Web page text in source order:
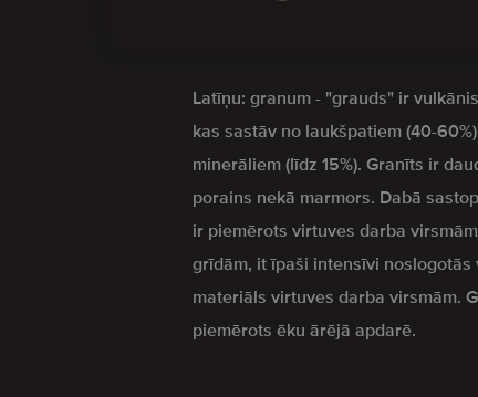
Latīņu: granum - "grauds" ir
kas sastāv no laukšpatiem (40-
minerāliem (līdz 15%). Granīts ir
porains nekā marmors. Dabā
ir piemērots virtuves darba
grīdām, it īpaši intensīvi
materiāls virtuves darba virsmām.
piemērots ēku ārējā apdarē.